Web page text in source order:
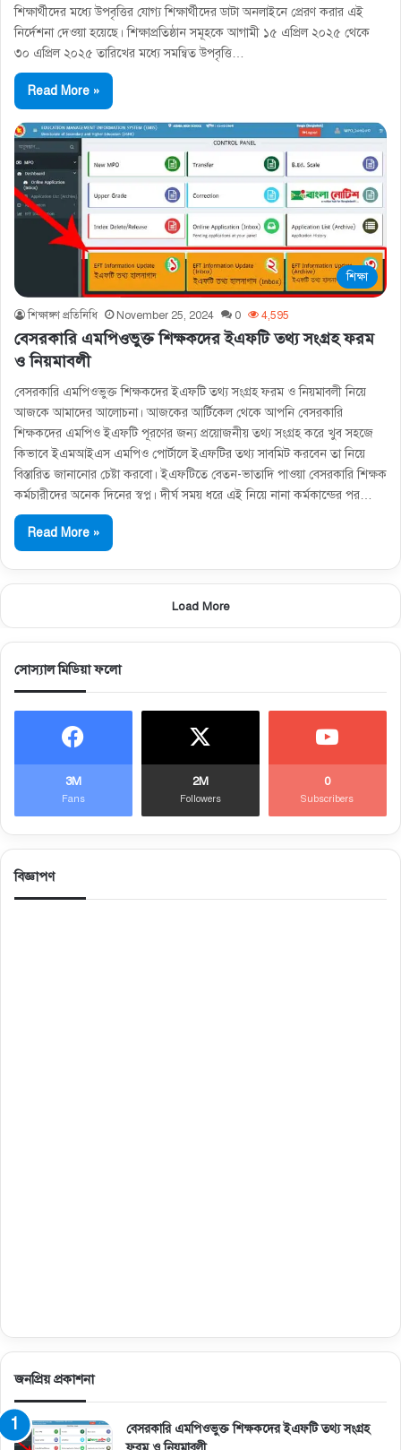
শিক্ষার্থীদের মধ্যে উপবৃত্তির যোগ্য শিক্ষার্থীদের ডাটা অনলাইনে প্রেরণ করার এই
নির্দেশনা দেওয়া হয়েছে। শিক্ষাপ্রতিষ্ঠান সমূহকে আগামী ১৫ এপ্রিল ২০২৫ থেকে
৩০ এপ্রিল ২০২৫ তারিখের মধ্যে সমন্বিত উপবৃত্তি…
Read More »
শিক্ষা
শিক্ষাঙ্গণ প্রতিনিধি November 25, 2024 0 4,595
বেসরকারি এমপিওভুক্ত শিক্ষকদের ইএফটি তথ্য সংগ্রহ ফরম
ও নিয়মাবলী
বেসরকারি এমপিওভুক্ত শিক্ষকদের ইএফটি তথ্য সংগ্রহ ফরম ও নিয়মাবলী নিয়ে
আজকে আমাদের আলোচনা। আজকের আর্টিকেল থেকে আপনি বেসরকারি
শিক্ষকদের এমপিও ইএফটি পূরণের জন্য প্রয়োজনীয় তথ্য সংগ্রহ করে খুব সহজে
কিভাবে ইএমআইএস এমপিও পোর্টালে ইএফটির তথ্য সাবমিট করবেন তা নিয়ে
বিস্তারিত জানানোর চেষ্টা করবো। ইএফটিতে বেতন-ভাতাদি পাওয়া বেসরকারি শিক্ষক
কর্মচারীদের অনেক দিনের স্বপ্ন। দীর্ঘ সময় ধরে এই নিয়ে নানা কর্মকান্ডের পর…
Read More »
Load More
সোস্যাল মিডিয়া ফলো
3M
Fans
2M
Followers
0
Subscribers
বিজ্ঞাপণ
জনপ্রিয় প্রকাশনা
বেসরকারি এমপিওভুক্ত শিক্ষকদের ইএফটি তথ্য সংগ্রহ